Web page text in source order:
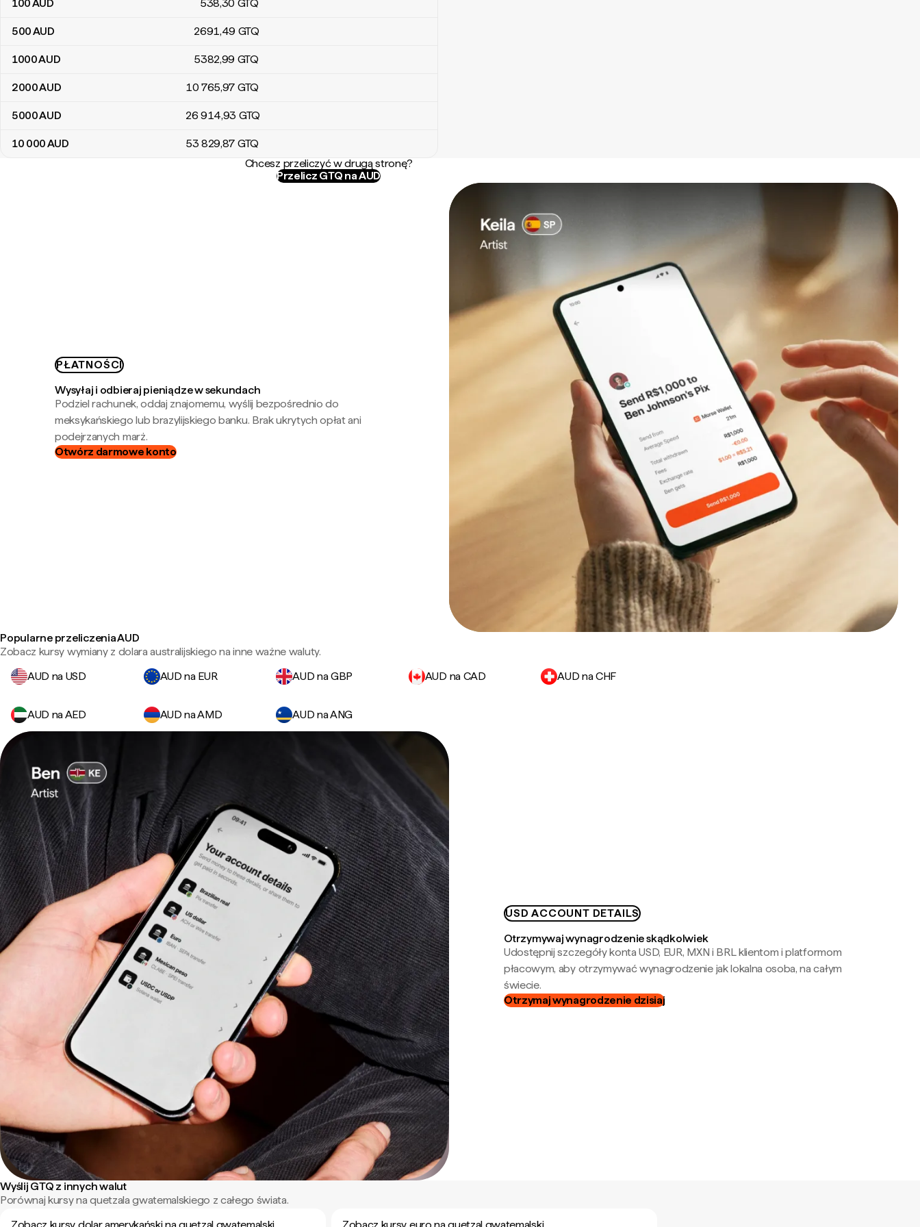
100AUD 538,30 GTQ
500AUD 2691,49 GTQ
1000AUD 5382,99 GTQ
2000AUD 10 765,97 GTQ
5000AUD 26 914,93 GTQ
10 000AUD 53 829,87 GTQ
Chcesz przeliczyć w drugą stronę?
Przelicz GTQ na AUD
PŁATNOŚCI
Wysyłaj i odbieraj pieniądze w sekundach
Podziel rachunek, oddaj znajomemu, wyślij bezpośrednio do
meksykańskiego lub brazylijskiego banku. Brak ukrytych opłat ani
podejrzanych marż.
Otwórz darmowe konto
Popularne przeliczenia AUD
Zobacz kursy wymiany z dolara australijskiego na inne ważne waluty.
AUD na USD
AUD na EUR AUD na GBP AUD na CAD AUD na CHF
AUD na AED AUD na AMD AUD na ANG
USD ACCOUNT DETAILS
Otrzymywaj wynagrodzenie skądkolwiek
Udostępnij szczegóły konta USD, EUR, MXN i BRL klientom i platformom
płacowym, aby otrzymywać wynagrodzenie jak lokalna osoba, na całym
świecie.
Otrzymaj wynagrodzenie dzisiaj
Wyślij GTQ z innych walut
Porównaj kursy na quetzala gwatemalskiego z całego świata.